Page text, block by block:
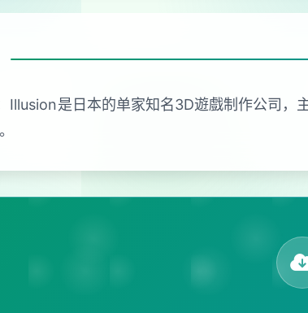
Illusion是日本的单家知名3D遊戲制作公司，